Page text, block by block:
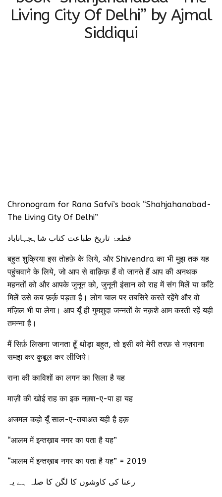
Living City Of Delhi” by Ajmal
Siddiqui
Chronogram for Rana Safvi’s book “Shahjahanabad-
The Living City Of Delhi”
قطعۂ تاریخ طباعت کتاب شاہجہاناباد
बहुत शुक्रिया इस तोहफ़े के लिये, और Shivendra का भी मुझ तक यह
पहुंचवाने के लिये, जो आप से वाक़िफ़ हैं वो जानते हैं आप की अनथक
महनतों को और आपके जुनून को, जुनूनी इंसान को राह में संग मिलें या काँटे
मिलें उसे कब फ़र्क़ पड़ता है। लोग चाल पर तबसिरे करते रहेंगे और वो
मंज़िल भी पा लेगा। आप यूँ ही गुमशुदा जन्नतों के नक़शे आम करती रहें यही
तमन्ना है।
मैं सिर्फ़ लिखना जानता हूँ थोड़ा बहुत, तो इसी को मेरी तरफ़ से नज़राना
समझ कर क़ुबूल कर लीजिये।
राना की काविशों का लगन का सिला है यह
माज़ी की खोई राह का इक नक़्श-ए-पा हा यह
अजमल कहो यूँ साल-ए-तबाअत यही है हक़
“आलम में इन्तख़ाब नगर का पता है यह”
“आलम में इन्तख़ाब नगर का पता है यह” = 2019
رعنا کی کاوشوں کا لگن کا صلہ ہے یہ